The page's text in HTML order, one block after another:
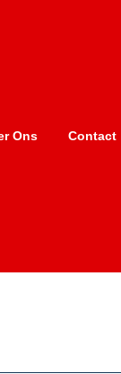
Ons Contact